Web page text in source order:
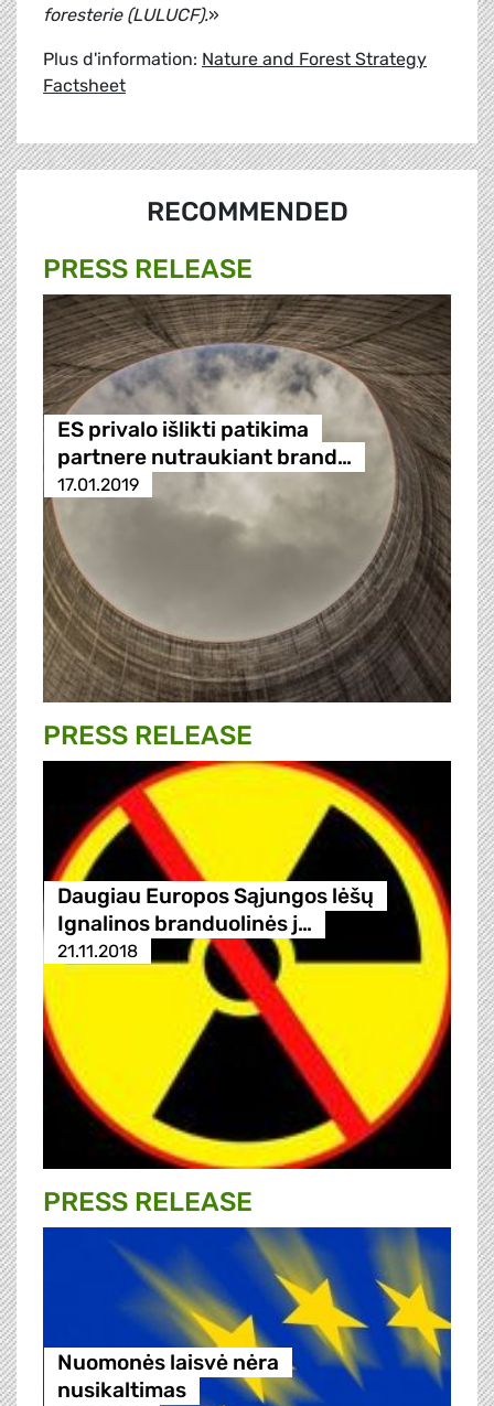
foresterie (LULUCF).»
Plus d'information: Nature and Forest Strategy
Factsheet
RECOMMENDED
PRESS RELEASE
ES privalo išlikti patikima
partnere nutraukiant brand…
17.01.2019
PRESS RELEASE
Daugiau Europos Sąjungos lėšų
Ignalinos branduolinės j…
21.11.2018
PRESS RELEASE
Nuomonės laisvė nėra
nusikaltimas